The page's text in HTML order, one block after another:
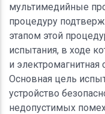
мультимедийные
процедуру
этапом этой
испытания, в ходе
и
Основная цель
устройство
недопустимых